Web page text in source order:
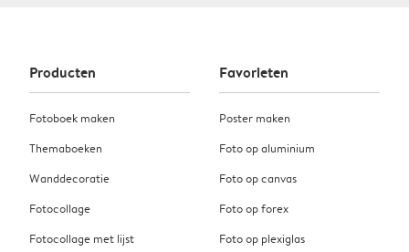
Producten
Fotoboek maken
Themaboeken
Wanddecoratie
Fotocollage
Fotocollage met lijst
Favorieten
Poster maken
Foto op aluminium
Foto op canvas
Foto op forex
Foto op plexiglas